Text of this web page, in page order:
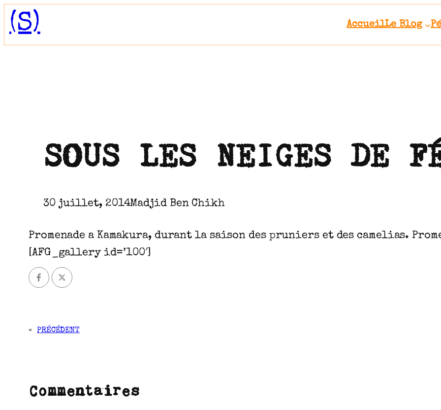
Aller
au
contenu
(S) AccueilLe Blog
SOUS LES NEIGES DE
30 juillet, 2014Madjid Ben Chikh
Promenade a Kamakura, durant la saison des pruniers et des camelias.
[AFG_gallery id=’100′]
« PRÉCÉDENT
Commentaires